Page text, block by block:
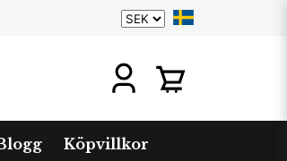
Köpvillkor